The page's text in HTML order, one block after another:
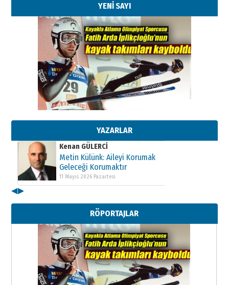
YENİ SAYI
YAZARLAR
Kenan GÜLERCİ
Metin Külünk: Aileyi Korumak
11 Mayıs 2026 Pazartesi
Kenan GÜLERCİ
Metin Külünk: Aileyi Korumak
Geleceği Korumaktır
11 Mayıs 2026 Pazartesi
Metin Külünk: Aileyi Korumak
Geleceği Korumaktır
11 Mayıs 2026 Pazartesi
◀▶
RÖPORTAJLAR